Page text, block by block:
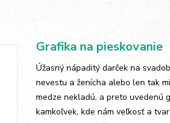
Grafika na pieskovanie
Úžasný nápaditý darček na
nevestu a ženícha alebo len tak
medze nekladú, a preto uvedenú
kamkoľvek, kde nám veľkosť a